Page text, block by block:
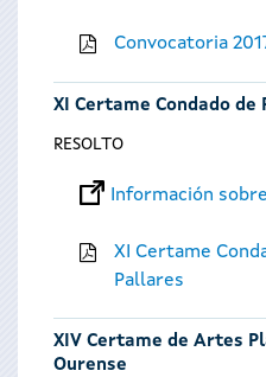
Convocatoria
XI Certame Condado de
RESOLTO
Información
XI Certame
Pallares
XIV Certame de Artes
Ourense